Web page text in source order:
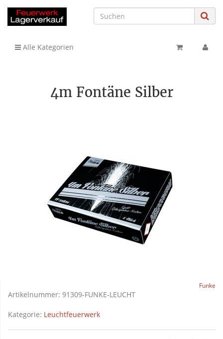
Alle Kategorien
4m Fontäne Silber
Funke
Artikelnummer: 91309-FUNKE-LEUCHT
Kategorie: Leuchtfeuerwerk